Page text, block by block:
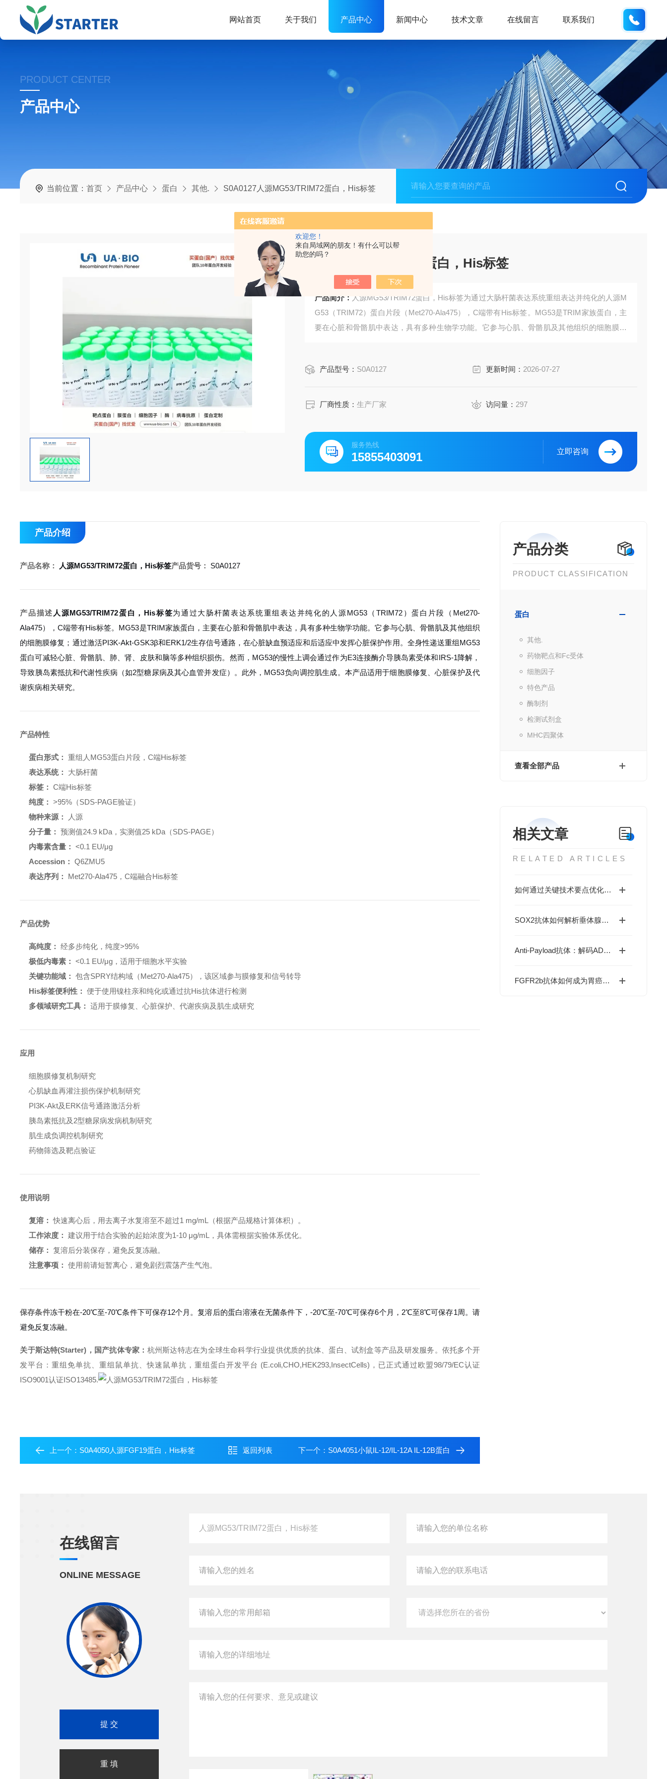
欢迎您！
来自局域网的朋友！有什么可以帮
助您的吗？
网站首页 关于我们 产品中心 新闻中心 技术文章 在线留言 联系我们
PRODUCT CENTER
产品中心
当前位置：首页 产品中心 蛋白 其他. S0A0127人源MG53/TRIM72蛋白，His标签
人源MG53/TRIM72蛋白，His标签
产品简介： 人源MG53/TRIM72蛋白，His标签为通过大肠杆菌表达系统重组表达并纯化的人源M
G53（TRIM72）蛋白片段（Met270-Ala475），C端带有His标签。MG53是TRIM家族蛋白，主
要在心脏和骨骼肌中表达，具有多种生物学功能。它参与心肌、骨骼肌及其他组织的细胞膜修
产品型号： S0A0127 更新时间： 2026-07-27
厂商性质：生产厂家 访问量： 297
服务热线
15855403091 立即咨询
产品分类
PRODUCT CLASSIFICATION
蛋白
其他.
药物靶点和Fc受体
细胞因子
特色产品
酶制剂
检测试剂盒
MHC四聚体
查看全部产品
相关文章
RELATED ARTICLES
如何通过关键技术要点优化一步法ELISA检测？
SOX2抗体如何解析垂体腺瘤干细胞特性调控？
Anti-Payload抗体：解码ADC药物研发的“毒素监测器”
FGFR2b抗体如何成为胃癌靶向治疗新希望？
产品介绍
产品名称： 人源MG53/TRIM72蛋白，His标签产品货号： S0A0127
产品描述 人源MG53/TRIM72蛋白，His标签为通过大肠杆菌表达系统重组表达并纯化的人源MG53（TRIM72）蛋白片段（Met270-
Ala475），C端带有His标签。MG53是TRIM家族蛋白，主要在心脏和骨骼肌中表达，具有多种生物学功能。它参与心肌、骨骼肌及其他组织
的细胞膜修复；通过激活PI3K-Akt-GSK3β和ERK1/2生存信号通路，在心脏缺血预适应和后适应中发挥心脏保护作用。全身性递送重组MG53
蛋白可减轻心脏、骨骼肌、肺、肾、皮肤和脑等多种组织损伤。然而，MG53的慢性上调会通过作为E3连接酶介导胰岛素受体和IRS-1降解，
导致胰岛素抵抗和代谢性疾病（如2型糖尿病及其心血管并发症）。此外，MG53负向调控肌生成。本产品适用于细胞膜修复、心脏保护及代
谢疾病相关研究。
产品特性
蛋白形式： 重组人MG53蛋白片段，C端His标签
表达系统：
大肠杆菌
标签： C端His标签
纯度： >95%（SDS-PAGE验证）
物种来源：
人源
分子量： 预测值24.9 kDa，实测值25 kDa（SDS-PAGE）
内毒素含量： <0.1 EU/μg
Accession： Q6ZMU5
表达序列：
Met270-Ala475，C端融合His标签
产品优势
高纯度： 经多步纯化，纯度>95%
极低内毒素： <0.1 EU/μg，适用于细胞水平实验
关键功能域： 包含SPRY结构域（Met270-Ala475），该区域参与膜修复和信号转导
His标签便利性： 便于使用镍柱亲和纯化或通过抗His抗体进行检测
多领域研究工具： 适用于膜修复、心脏保护、代谢疾病及肌生成研究
应用
细胞膜修复机制研究
心肌缺血再灌注损伤保护机制研究
PI3K-Akt及ERK信号通路激活分析
胰岛素抵抗及2型糖尿病发病机制研究
肌生成负调控机制研究
药物筛选及靶点验证
使用说明
复溶： 快速离心后，用去离子水复溶至不超过1 mg/mL（根据产品规格计算体积）。
工作浓度： 建议用于结合实验的起始浓度为1-10 μg/mL，具体需根据实验体系优化。
储存： 复溶后分装保存，避免反复冻融。
注意事项： 使用前请短暂离心，避免剧烈震荡产生气泡。
保存条件冻干粉在-20℃至-70℃条件下可保存12个月。复溶后的蛋白溶液在无菌条件下，-20℃至-70℃可保存6个月，2℃至8℃可保存1周。请
避免反复冻融。
关于斯达特(Starter)，国产抗体专家： 杭州斯达特志在为全球生命科学行业提供优质的抗体、蛋白、试剂盒等产品及研发服务。依托多个开
发平台：重组免单抗、重组鼠单抗、快速鼠单抗，重组蛋白开发平台 (E.coli,CHO,HEK293,InsectCells)，已正式通过欧盟98/79/EC认证
ISO9001认证ISO13485.
上一个： S0A4050人源FGF19蛋白，His标签 返回列表 下一个： S0A4051小鼠IL-12/IL-12A IL-12B蛋白
在线留言
ONLINE MESSAGE